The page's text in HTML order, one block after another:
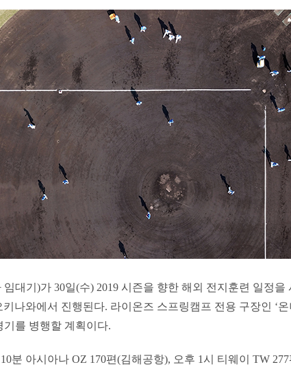
대기)가 30일(수) 2019 시즌을 향한 해외 전지훈련 일정을
키나와에서 진행된다. 라이온즈 스프링캠프 전용 구장인 ‘
기를 병행할 계획이다.
분 아시아나 OZ 170편(김해공항), 오후 1시 티웨이 TW